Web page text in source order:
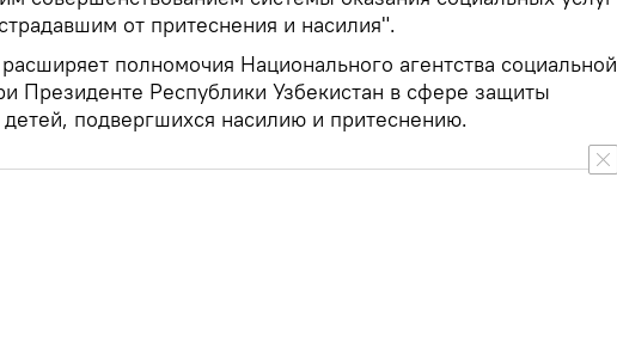
от притеснения и насилия".
полномочия Национального агентства социальной
Президенте Республики Узбекистан в сфере защиты
подвергшихся насилию и притеснению.